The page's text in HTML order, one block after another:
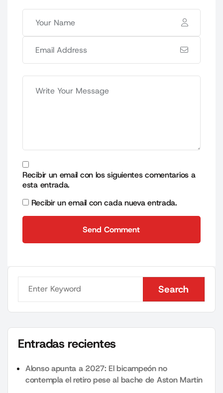
Recibir un email con los siguientes comentarios a
esta entrada.
Recibir un email con cada nueva entrada.
Send Comment
Search
Search
Entradas recientes
Alonso apunta a 2027: El bicampeón no
contempla el retiro pese al bache de Aston Martin